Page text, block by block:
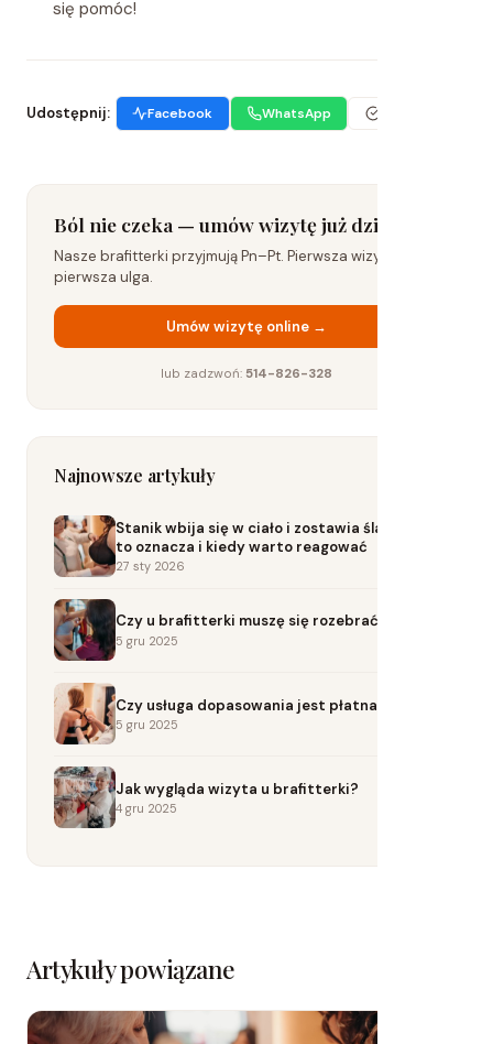
się pomóc!
Udostępnij: Facebook WhatsApp
Ból nie czeka — umów wizytę już dziś
Nasze brafitterki przyjmują Pn–Pt. Pierwsza wizyta to już
pierwsza ulga.
Umów wizytę online →
lub zadzwoń: 514-826-328
Najnowsze artykuły
Stanik wbija się w ciało i zostawia ślady? Co
to oznacza i kiedy warto reagować
27 sty 2026
Czy u brafitterki muszę się rozebrać?
5 gru 2025
Czy usługa dopasowania jest płatna?
5 gru 2025
Jak wygląda wizyta u brafitterki?
4 gru 2025
Artykuły powiązane